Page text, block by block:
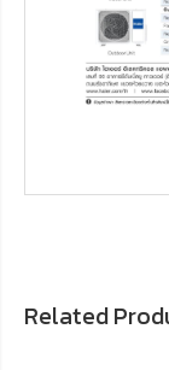
Related